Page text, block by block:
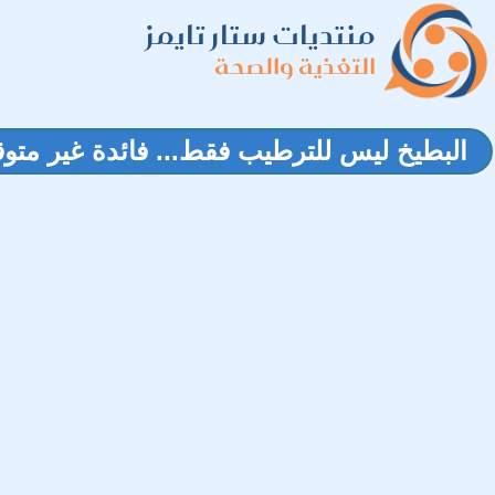
منتديات ستار تايمز
التغذية والصحة
البطيخ ليس للترطيب فقط... فائدة غير